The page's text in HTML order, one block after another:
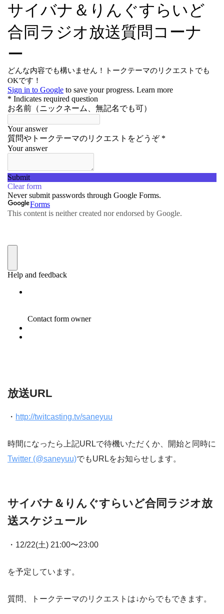
放送URL
・ http://twitcasting.tv/saneyuu
時間になったら上記URLで待機いただくか、開始と同時に
Twitter (@saneyuu)でもURLをお知らせします。
サイバナ＆りんぐすらいど合同ラジオ放
送スケジュール
・12/22(土) 21:00〜23:00
を予定しています。
質問、トークテーマのリクエストは↓からでもできます。